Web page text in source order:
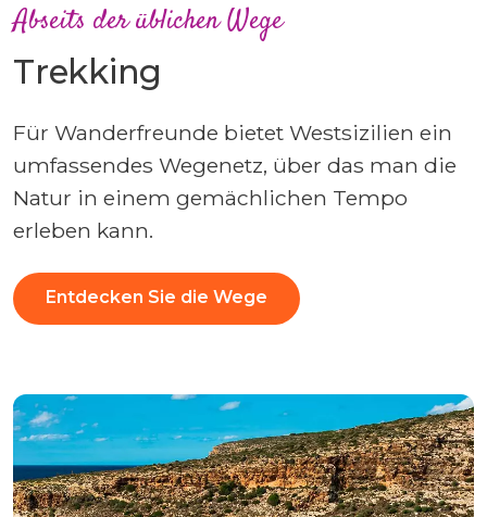
Abseits der üblichen Wege
Trekking
Für Wanderfreunde bietet Westsizilien ein
umfassendes Wegenetz, über das man die
Natur in einem gemächlichen Tempo
erleben kann.
Entdecken Sie die Wege